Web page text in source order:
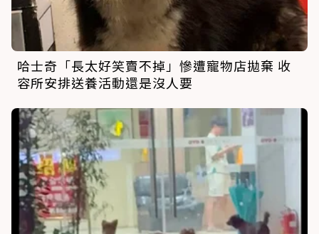
哈士奇「長太好笑賣不掉」慘遭寵物店拋棄 收
容所安排送養活動還是沒人要